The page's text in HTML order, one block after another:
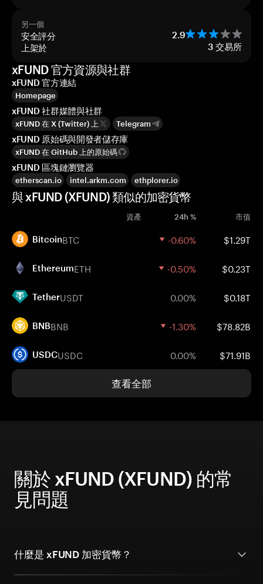
另一個
安全評分 2.9
上架於 3 交易所
xFUND 官方資源與社群
xFUND 官方連結
Homepage
xFUND 社群媒體與社群
xFUND 在 X (Twitter) 上 Telegram
xFUND 原始碼與開發者儲存庫
xFUND 在 GitHub 上的原始碼
xFUND 區塊鏈瀏覽器
etherscan.io intel.arkm.com ethplorer.io
與 xFUND (XFUND) 類似的加密貨幣
資產 24h % 市值
BitcoinBTC -0.60% $1.29T
EthereumETH -0.50% $0.23T
TetherUSDT 0.00% $0.18T
BNBBNB -1.30% $78.82B
USDCUSDC 0.00% $71.91B
查看全部
關於 xFUND (XFUND) 的常
見問題
什麼是 xFUND 加密貨幣？